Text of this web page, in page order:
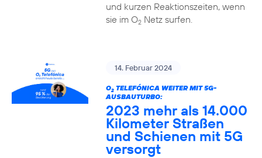
und kurzen Reaktionszeiten, wenn
sie im O2Netz surfen.
14. Februar 2024
O2TELEFÓNICA WEITER MIT 5G-
AUSBAUTURBO:
2023 mehr als 14.000
Kilometer Straßen
und Schienen mit 5G
versorgt